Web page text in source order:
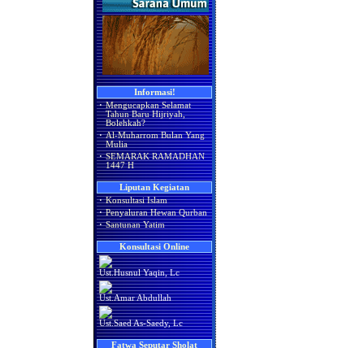
Informasi!
· Mengucapkan Selamat
Tahun Baru Hijriyah,
Bolehkah?
· Al-Muharrom Bulan Yang
Mulia
· SEMARAK RAMADHAN
1447 H
Liputan Kegiatan
· Konsultasi Islam
· Penyaluran Hewan Qurban
· Santunan Yatim
Konsultasi Online
Ust.Husnul Yaqin, Lc
Ust.Amar Abdullah
Ust.Saed As-Saedy, Lc
Fatwa Seputar Sholat